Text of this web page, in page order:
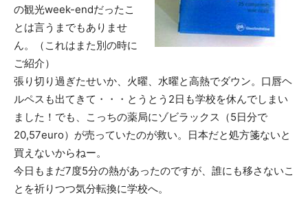
の観光week-endだったこ
とは言うまでもありませ
ん。（これはまた別の時に
ご紹介）
張り切り過ぎたせいか、火曜、水曜と高熱でダウン。口唇ヘ
ルペスも出てきて・・・とうとう2日も学校を休んでしまい
ました！でも、こっちの薬局にゾビラックス（5日分で
20,57euro）が売っていたのが救い。日本だと処方箋ないと
買えないからねー。
今日もまだ7度5分の熱があったのですが、誰にも移さないこ
とを祈りつつ気分転換に学校へ。